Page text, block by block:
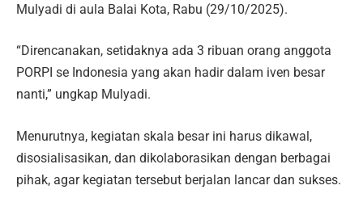
Mulyadi di aula Balai Kota, Rabu (29/10/2025).
“Direncanakan, setidaknya ada 3 ribuan orang anggota
PORPI se Indonesia yang akan hadir dalam iven besar
nanti,” ungkap Mulyadi.
Menurutnya, kegiatan skala besar ini harus dikawal,
disosialisasikan, dan dikolaborasikan dengan berbagai
pihak, agar kegiatan tersebut berjalan lancar dan sukses.